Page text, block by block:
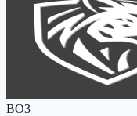
BO3